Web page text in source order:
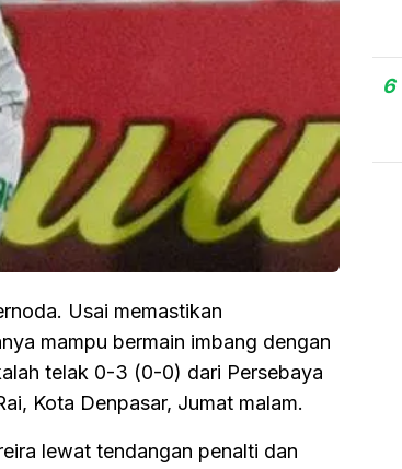
Usai memastikan
mampu bermain imbang dengan
telak 0-3 (0-0) dari Persebaya
Kota Denpasar, Jumat malam.
lewat tendangan penalti dan
6